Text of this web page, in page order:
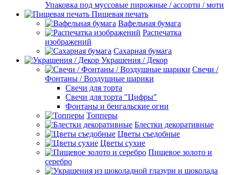
Упаковка под муссовые пирожные / ассорти / моти
Пищевая печать
Вафельная бумага
Распечатка
изображений
Сахарная бумага
Украшения / Декор
Свечи /
Фонтаны / Воздушные шарики
Свечи для торта
Свечи для торта "Цифры"
Фонтаны и бенгальские огни
Топперы
Блестки декоративные
Цветы съедобные
Цветы сухие
Пищевое золото и
серебро